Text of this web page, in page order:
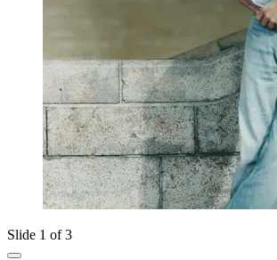
Slide 1 of 3